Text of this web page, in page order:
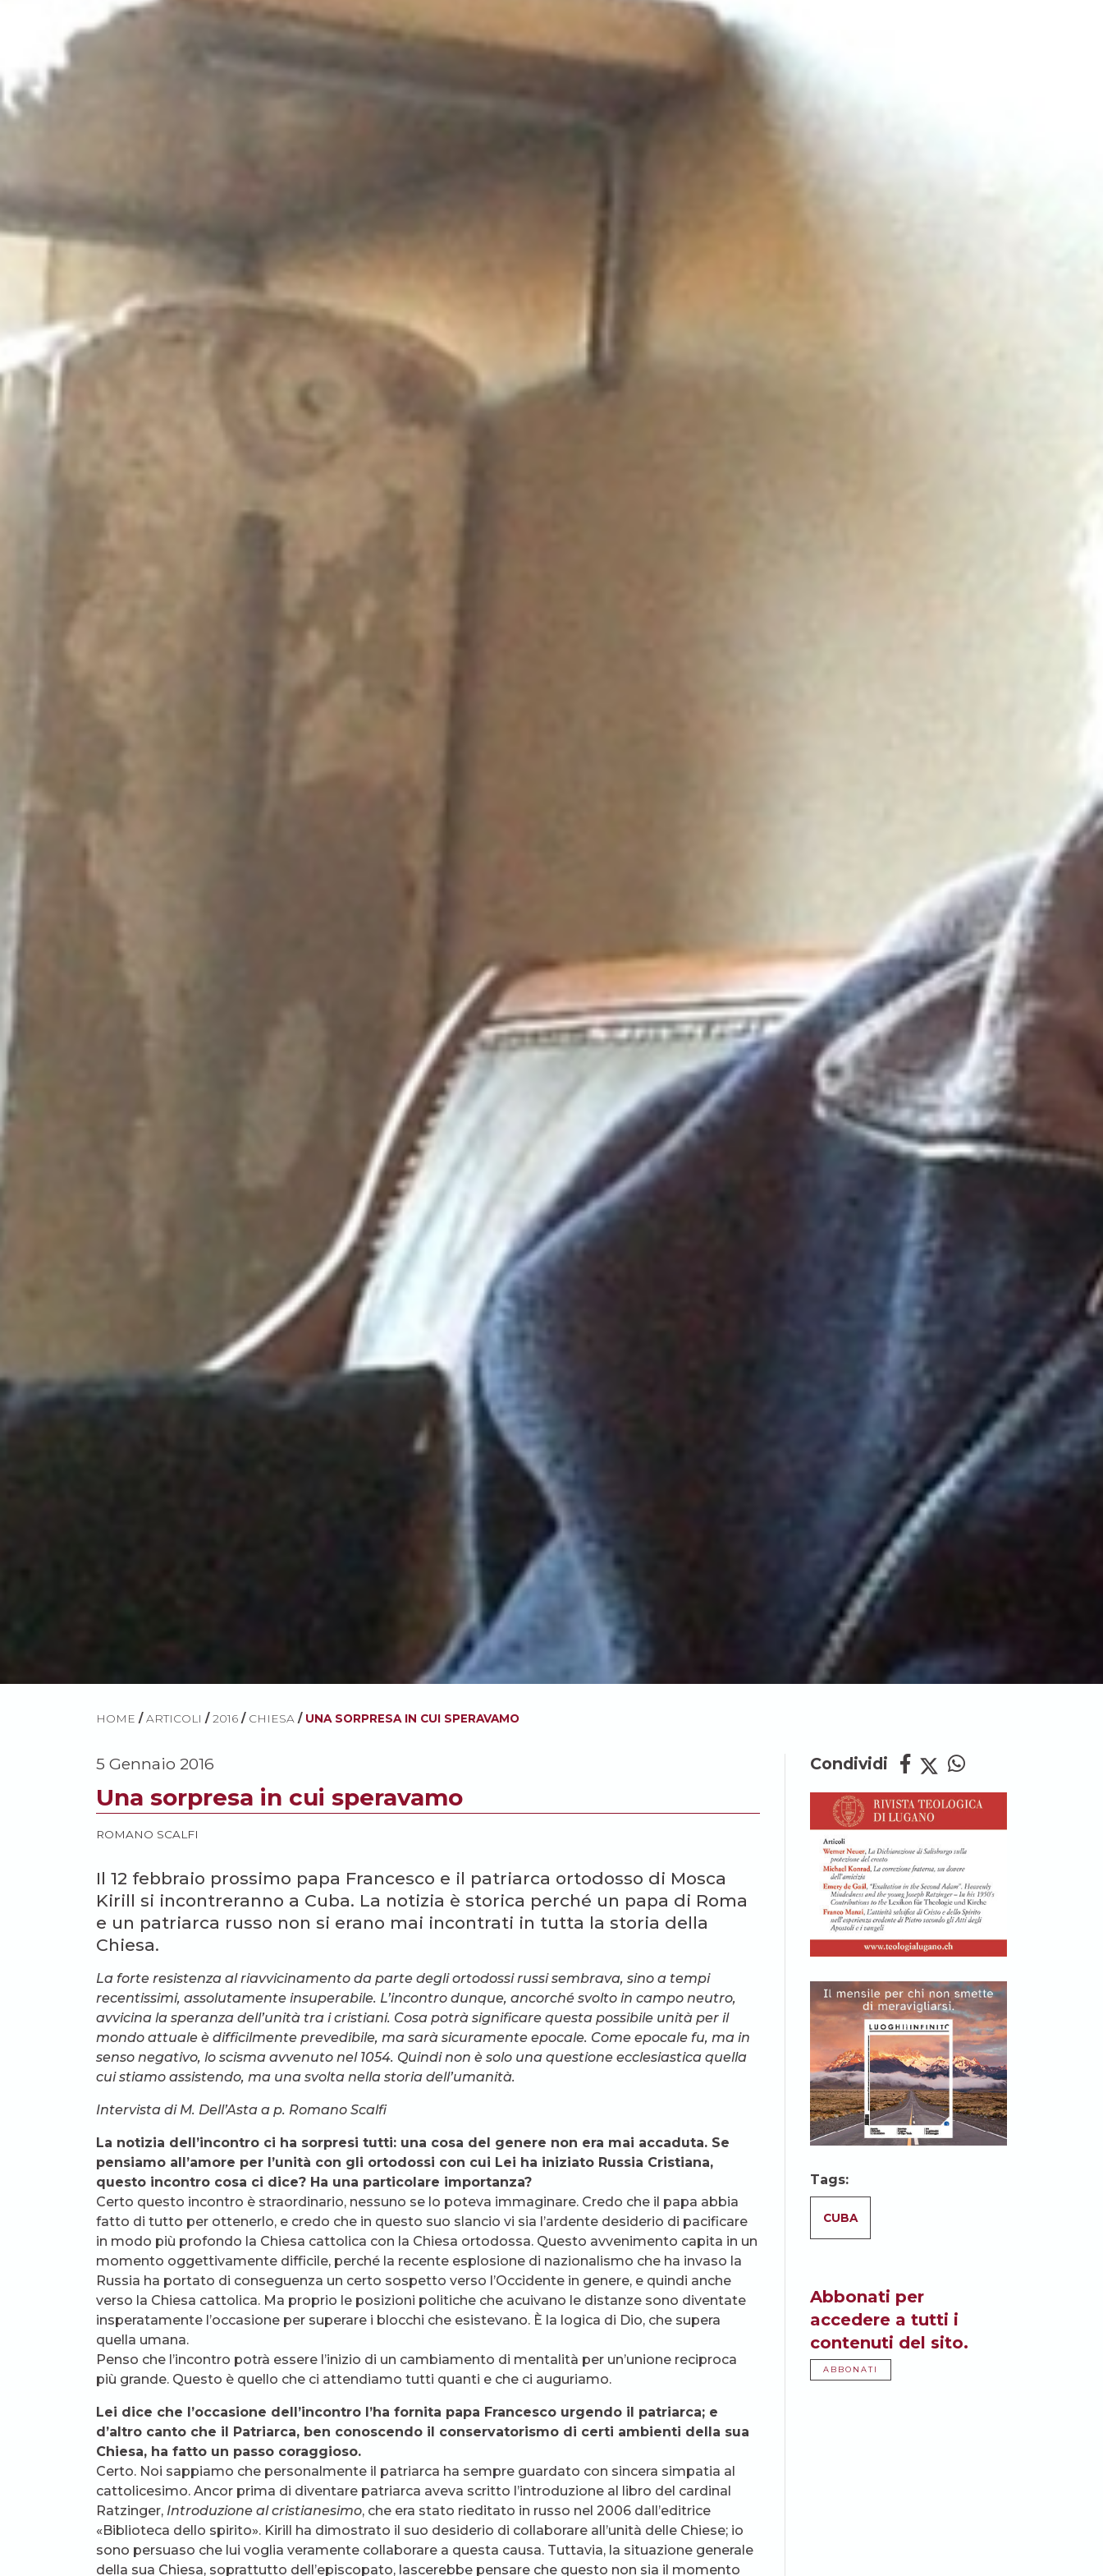
HOME / ARTICOLI / 2016 / CHIESA / UNA SORPRESA IN CUI SPERAVAMO
5 Gennaio 2016
Una sorpresa in cui speravamo
ROMANO SCALFI
Il 12 febbraio prossimo papa Francesco e il patriarca ortodosso di Mosca
Kirill si incontreranno a Cuba. La notizia è storica perché un papa di Roma
e un patriarca russo non si erano mai incontrati in tutta la storia della
Chiesa.
La forte resistenza al riavvicinamento da parte degli ortodossi russi sembrava, sino a tempi
recentissimi, assolutamente insuperabile. L’incontro dunque, ancorché svolto in campo neutro,
avvicina la speranza dell’unità tra i cristiani. Cosa potrà significare questa possibile unità per il
mondo attuale è difficilmente prevedibile, ma sarà sicuramente epocale. Come epocale fu, ma in
senso negativo, lo scisma avvenuto nel 1054. Quindi non è solo una questione ecclesiastica quella
cui stiamo assistendo, ma una svolta nella storia dell’umanità.
Intervista di M. Dell’Asta a p. Romano Scalfi
La notizia dell’incontro ci ha sorpresi tutti: una cosa del genere non era mai accaduta. Se
pensiamo all’amore per l’unità con gli ortodossi con cui Lei ha iniziato Russia Cristiana,
questo incontro cosa ci dice? Ha una particolare importanza?
Certo questo incontro è straordinario, nessuno se lo poteva immaginare. Credo che il papa abbia
fatto di tutto per ottenerlo, e credo che in questo suo slancio vi sia l’ardente desiderio di pacificare
in modo più profondo la Chiesa cattolica con la Chiesa ortodossa. Questo avvenimento capita in un
momento oggettivamente difficile, perché la recente esplosione di nazionalismo che ha invaso la
Russia ha portato di conseguenza un certo sospetto verso l’Occidente in genere, e quindi anche
verso la Chiesa cattolica. Ma proprio le posizioni politiche che acuivano le distanze sono diventate
insperatamente l’occasione per superare i blocchi che esistevano. È la logica di Dio, che supera
quella umana.
Penso che l’incontro potrà essere l’inizio di un cambiamento di mentalità per un’unione reciproca
più grande. Questo è quello che ci attendiamo tutti quanti e che ci auguriamo.
Lei dice che l’occasione dell’incontro l’ha fornita papa Francesco urgendo il patriarca; e
d’altro canto che il Patriarca, ben conoscendo il conservatorismo di certi ambienti della sua
Chiesa, ha fatto un passo coraggioso.
Certo. Noi sappiamo che personalmente il patriarca ha sempre guardato con sincera simpatia al
cattolicesimo. Ancor prima di diventare patriarca aveva scritto l’introduzione al libro del cardinal
Ratzinger, Introduzione al cristianesimo, che era stato rieditato in russo nel 2006 dall’editrice
«Biblioteca dello spirito». Kirill ha dimostrato il suo desiderio di collaborare all’unità delle Chiese; io
sono persuaso che lui voglia veramente collaborare a questa causa. Tuttavia, la situazione generale
della sua Chiesa, soprattutto dell’episcopato, lascerebbe pensare che questo non sia il momento
Condividi
Tags:
CUBA
Abbonati per
accedere a tutti i
contenuti del sito.
ABBONATI